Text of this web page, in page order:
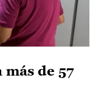
de 57